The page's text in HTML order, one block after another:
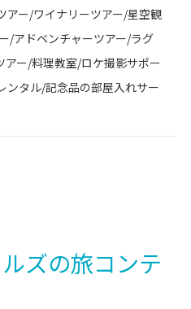
アー/ワイナリーツアー/星空観
/アドベンチャーツアー/ラグ
アー/料理教室/ロケ撮影サポー
ンタル/記念品の部屋入れサー
ズの旅コンテ